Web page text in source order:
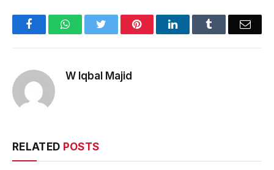
FacebookWhatsAppTwitter PinterestLinkedIn Tumblr
W Iqbal Majid
RELATED POSTS